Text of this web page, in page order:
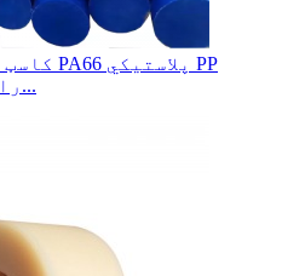
PE HDPE ABS راون...